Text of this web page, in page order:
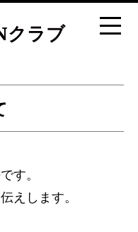
クラブ
す。
えします。